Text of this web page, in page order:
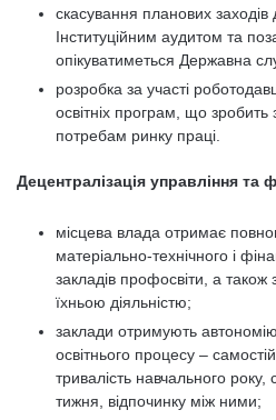
скасування планових заходів
Інституційним аудитом та
опікуватиметься Державна
розробка за участі
освітніх програм, що зробить
потребам ринку праці.
Децентралізація управління та
місцева влада отримає
матеріально-технічного і
закладів профосвіти, а
їхньою діяльністю;
заклади отримують автономію
освітнього процесу –
тривалість навчального
тижня, відпочинку між ними;